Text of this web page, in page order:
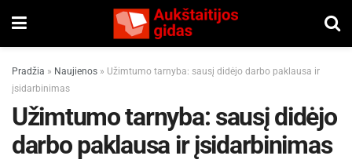
Pradžia » Naujienos » Užimtumo tarnyba: sausį didėjo darbo paklausa ir
įsidarbinimas
Užimtumo tarnyba: sausį didėjo
darbo paklausa ir įsidarbinimas